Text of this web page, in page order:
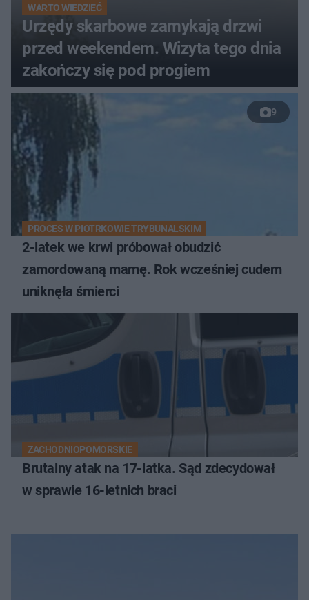
WARTO WIEDZIEĆ
Urzędy skarbowe zamykają drzwi
przed weekendem. Wizyta tego dnia
zakończy się pod progiem
9
PROCES W PIOTRKOWIE TRYBUNALSKIM
2-latek we krwi próbował obudzić
zamordowaną mamę. Rok wcześniej cudem
uniknęła śmierci
ZACHODNIOPOMORSKIE
Brutalny atak na 17-latka. Sąd zdecydował
w sprawie 16-letnich braci